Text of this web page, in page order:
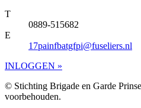
T
0889-515682
E
17painfbatgfpi@fuseliers.nl
INLOGGEN »
© Stichting Brigade en Garde
voorbehouden.